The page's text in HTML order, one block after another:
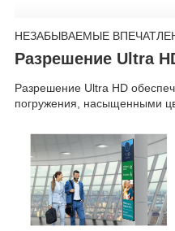
НЕЗАБЫВАЕМЫЕ
Разрешение Ultra
Разрешение Ultra HD
погружения, насыщенными